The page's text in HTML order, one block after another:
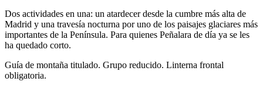
Dos actividades en una: un atardecerdesde la cumbre más alta de
Madrid y una travesía nocturna poruno de los paisajes glaciares más
importantes de la Península. Para quienes Peñalara de día ya se les
ha quedado corto.
Guía de montaña titulado. Grupo reducido. Linterna frontal
obligatoria.